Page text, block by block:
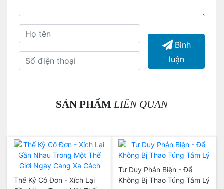
Bình
luận
SẢN PHẨM LIÊN QUAN
Thế Kỷ Cô Đơn - Xích Lại
Tư Duy Phản Biện - Để
Không Bị Thao Túng Tâm Lý